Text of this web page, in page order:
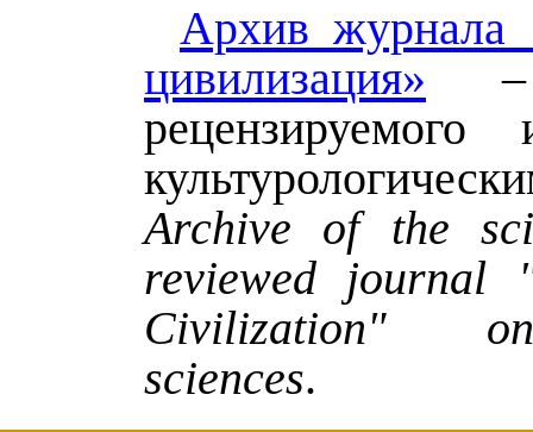
Архив журнала
цивилизация» –
Archive of the
reviewed journal
Civilization"
sciences.